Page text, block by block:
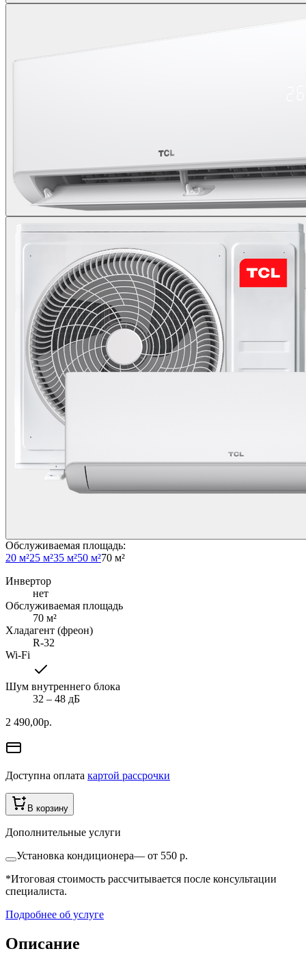
Обслуживаемая площадь:
20 м²25 м²35 м²50 м²70 м²
Инвертор
нет
Обслуживаемая площадь
70 м²
Хладагент (фреон)
R-32
Wi-Fi
Шум внутреннего блока
32 ‒ 48 дБ
2 490,00р.
Доступна оплата картой рассрочки
В корзину
Дополнительные услуги
Установка кондиционера— от 550 р.
*Итоговая стоимость рассчитывается после консультации
специалиста.
Подробнее об услуге
Описание